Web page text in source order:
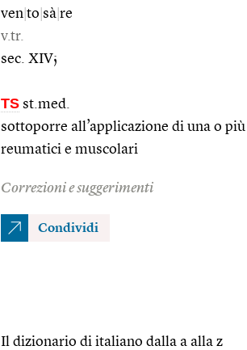
ven to sà re
v.tr.
sec. XIV;
TS st.med.
sottoporre all’applicazione di una o
reumatici e muscolari
Correzioni e suggerimenti
Condividi
Il dizionario di italiano dalla a alla z